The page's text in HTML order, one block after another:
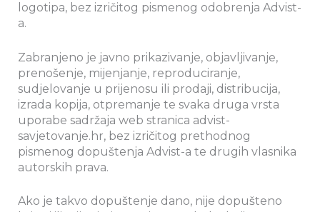
logotipa, bez izričitog pismenog odobrenja Advist-
a.
Zabranjeno je javno prikazivanje, objavljivanje,
prenošenje, mijenjanje, reproduciranje,
sudjelovanje u prijenosu ili prodaji, distribucija,
izrada kopija, otpremanje te svaka druga vrsta
uporabe sadržaja web stranica advist-
savjetovanje.hr, bez izričitog prethodnog
pismenog dopuštenja Advist-a te drugih vlasnika
autorskih prava.
Ako je takvo dopuštenje dano, nije dopušteno